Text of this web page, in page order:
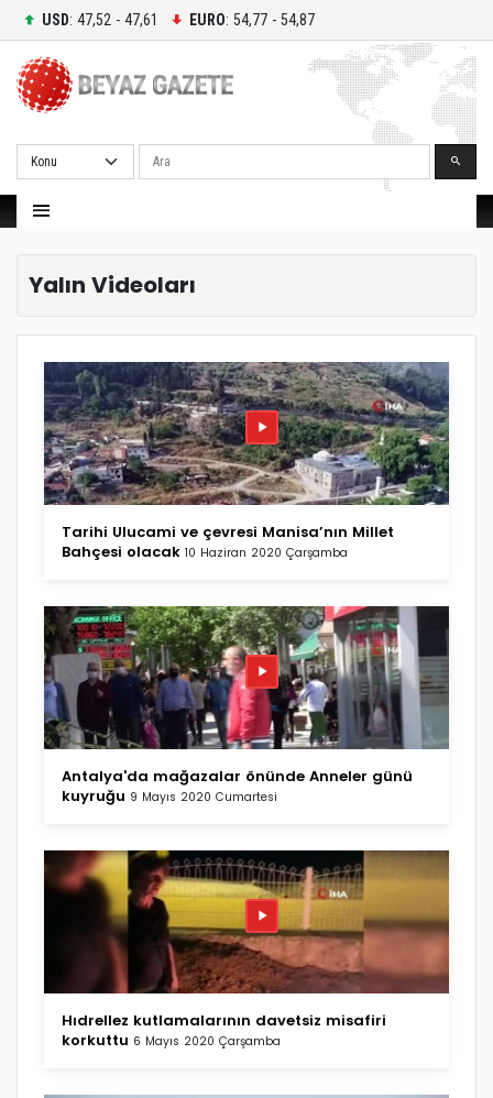
USD: 47,52 - 47,61 EURO: 54,77 - 54,87
Ara
Yalın Videoları
Tarihi Ulucami ve çevresi Manisa’nın Millet
Bahçesi olacak 10 Haziran 2020 Çarşamba
Antalya'da mağazalar önünde Anneler günü
kuyruğu 9 Mayıs 2020 Cumartesi
Hıdrellez kutlamalarının davetsiz misafiri
korkuttu 6 Mayıs 2020 Çarşamba